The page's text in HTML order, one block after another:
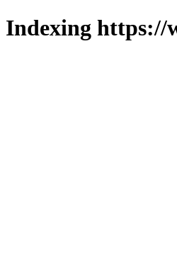
Indexing https://